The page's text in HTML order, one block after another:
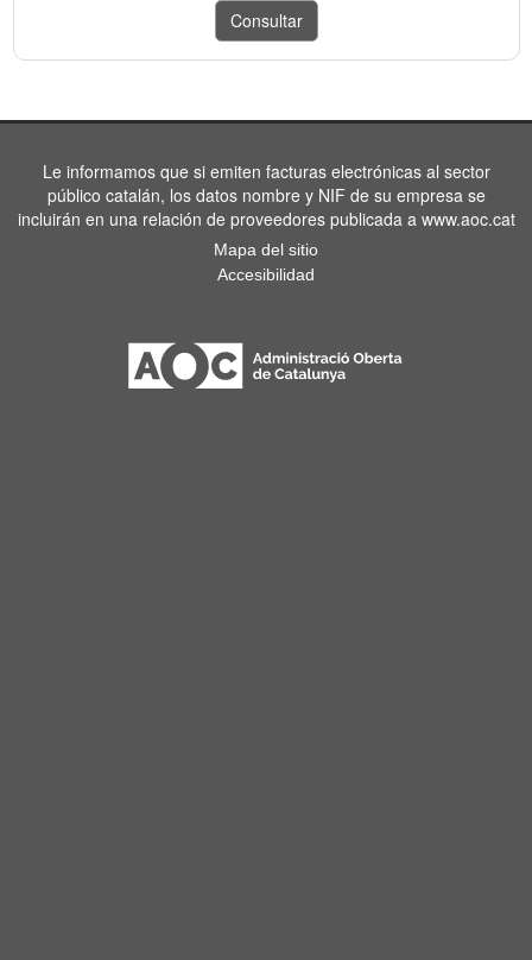
Le informamos que si emiten facturas electrónicas al sector
público catalán, los datos nombre y NIF de su empresa se
incluirán en una relación de proveedores publicada a www.aoc.cat
Mapa del sitio
Accesibilidad